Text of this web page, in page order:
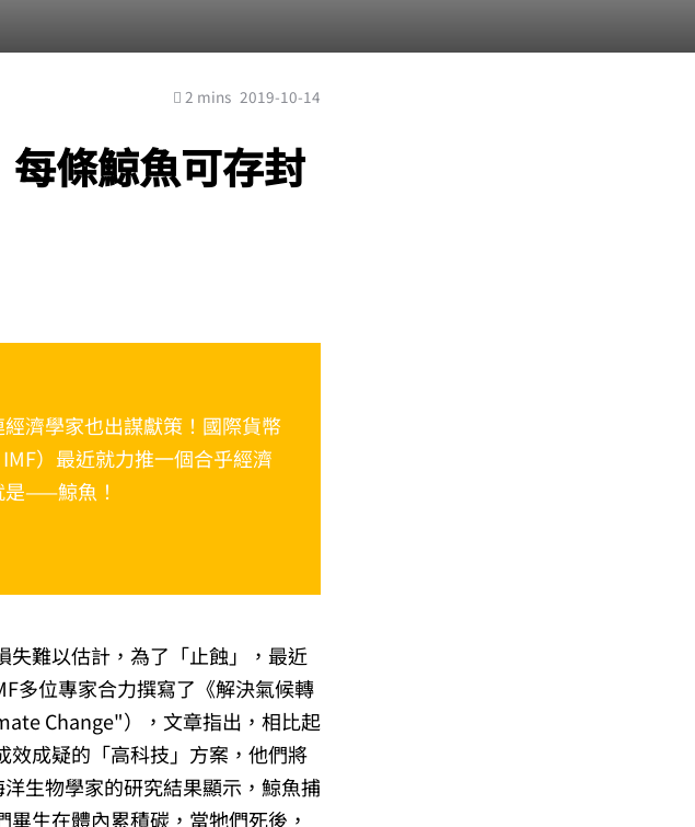
2 mins 2019-10-14
條鯨魚可存封
濟學家也出謀獻策！國際貨幣
）最近就力推一個合乎經濟
是——鯨魚！
失難以估計，為了「止蝕」，最近
多位專家合力撰寫了《解決氣候轉
Change"），文章指出，相比起
效成疑的「高科技」方案，他們將
生物學家的研究結果顯示，鯨魚捕
生在體內累積碳，當牠們死後，